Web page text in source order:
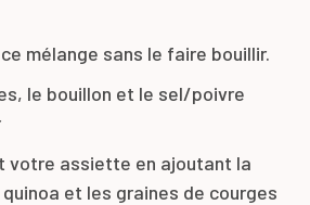
mélange sans le faire bouillir.
le bouillon et le sel/poivre
votre assiette en ajoutant la
et les graines de courges